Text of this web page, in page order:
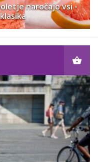
naročajo vsi -